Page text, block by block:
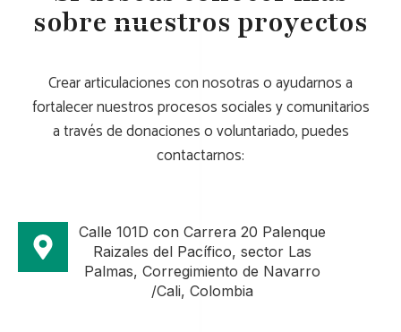
sobre nuestros proyectos
Crear articulaciones con nosotras o ayudarnos a
fortalecer nuestros procesos sociales y comunitarios
a través de donaciones o voluntariado, puedes
contactarnos:
Calle 101D con Carrera 20 Palenque
Raizales del Pacífico, sector Las
Palmas, Corregimiento de Navarro
/Cali, Colombia